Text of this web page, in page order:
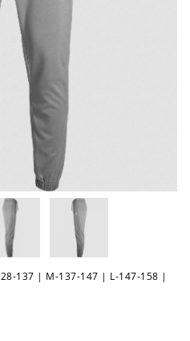
137 | M-137-147 | L-147-158 |